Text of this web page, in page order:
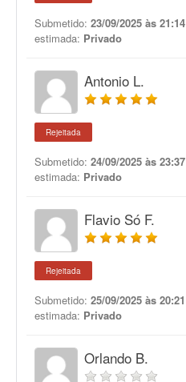
Submetido: 23/09/2025 às 21:14
estimada: Privado
Antonio L.
Rejeitada
Submetido: 24/09/2025 às 23:37
estimada: Privado
Flavio Só F.
Rejeitada
Submetido: 25/09/2025 às 20:21
estimada: Privado
Orlando B.